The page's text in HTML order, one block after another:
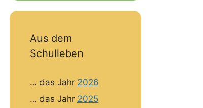
Aus dem
Schulleben
… das Jahr 2026
… das Jahr 2025